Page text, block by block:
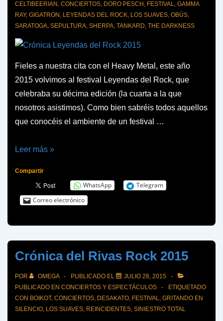
CELTIBEERIAN CONCIERTOS DORO PESCH FESTIVAL
GAMMA
RAY, GIGATRON LEYENDAS DEL ROCK LOS SUAVES OBÚS
SARATOGA SEPULTURA SHERPA TANKARD THE DARKNESS
Fieles a nuestra cita con el Heavy Metal, este año
2015 volvimos al festival Leyendas del Rock, que
celebraba su décima edición (la cuarta a la que
nosotros asistimos). Como bien sabréis todos aquellos
que conocéis el ambiente de un festival …
Crónica
2015
Leer más »
Compartir
WhatsApp
Telegram
Correo electrónico
Crónica del Rivas Rock 2015
POR OMEGA PUBLICADO EL
JULIO 28, 2015
PUBLICADO EN CONCIERTOS Y ESPECTÁCULOS
ETIQUETADO
CON BOIKOT, CONCIERTOS DESAKATO FESTIVAL
GRITANDO EN
SILENCIO LOS SUAVES REINCIDENTES SINIESTRO TOTAL